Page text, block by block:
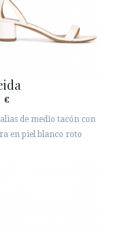
€
de medio tacón con
en piel blanco roto